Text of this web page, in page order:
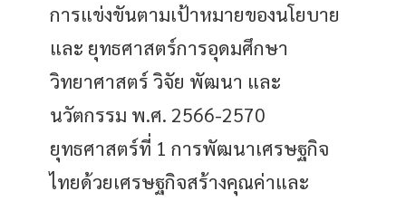
การแข่งขันตามเป้าหมายของนโยบาย
และ ยุทธศาสตร์การอุดมศึกษา
วิทยาศาสตร์ วิจัย พัฒนา และ
นวัตกรรม พ.ศ. 2566-2570
ยุทธศาสตร์ที่ 1 การพัฒนาเศรษฐกิจ
ไทยด้วยเศรษฐกิจสร้างคุณค่าและ